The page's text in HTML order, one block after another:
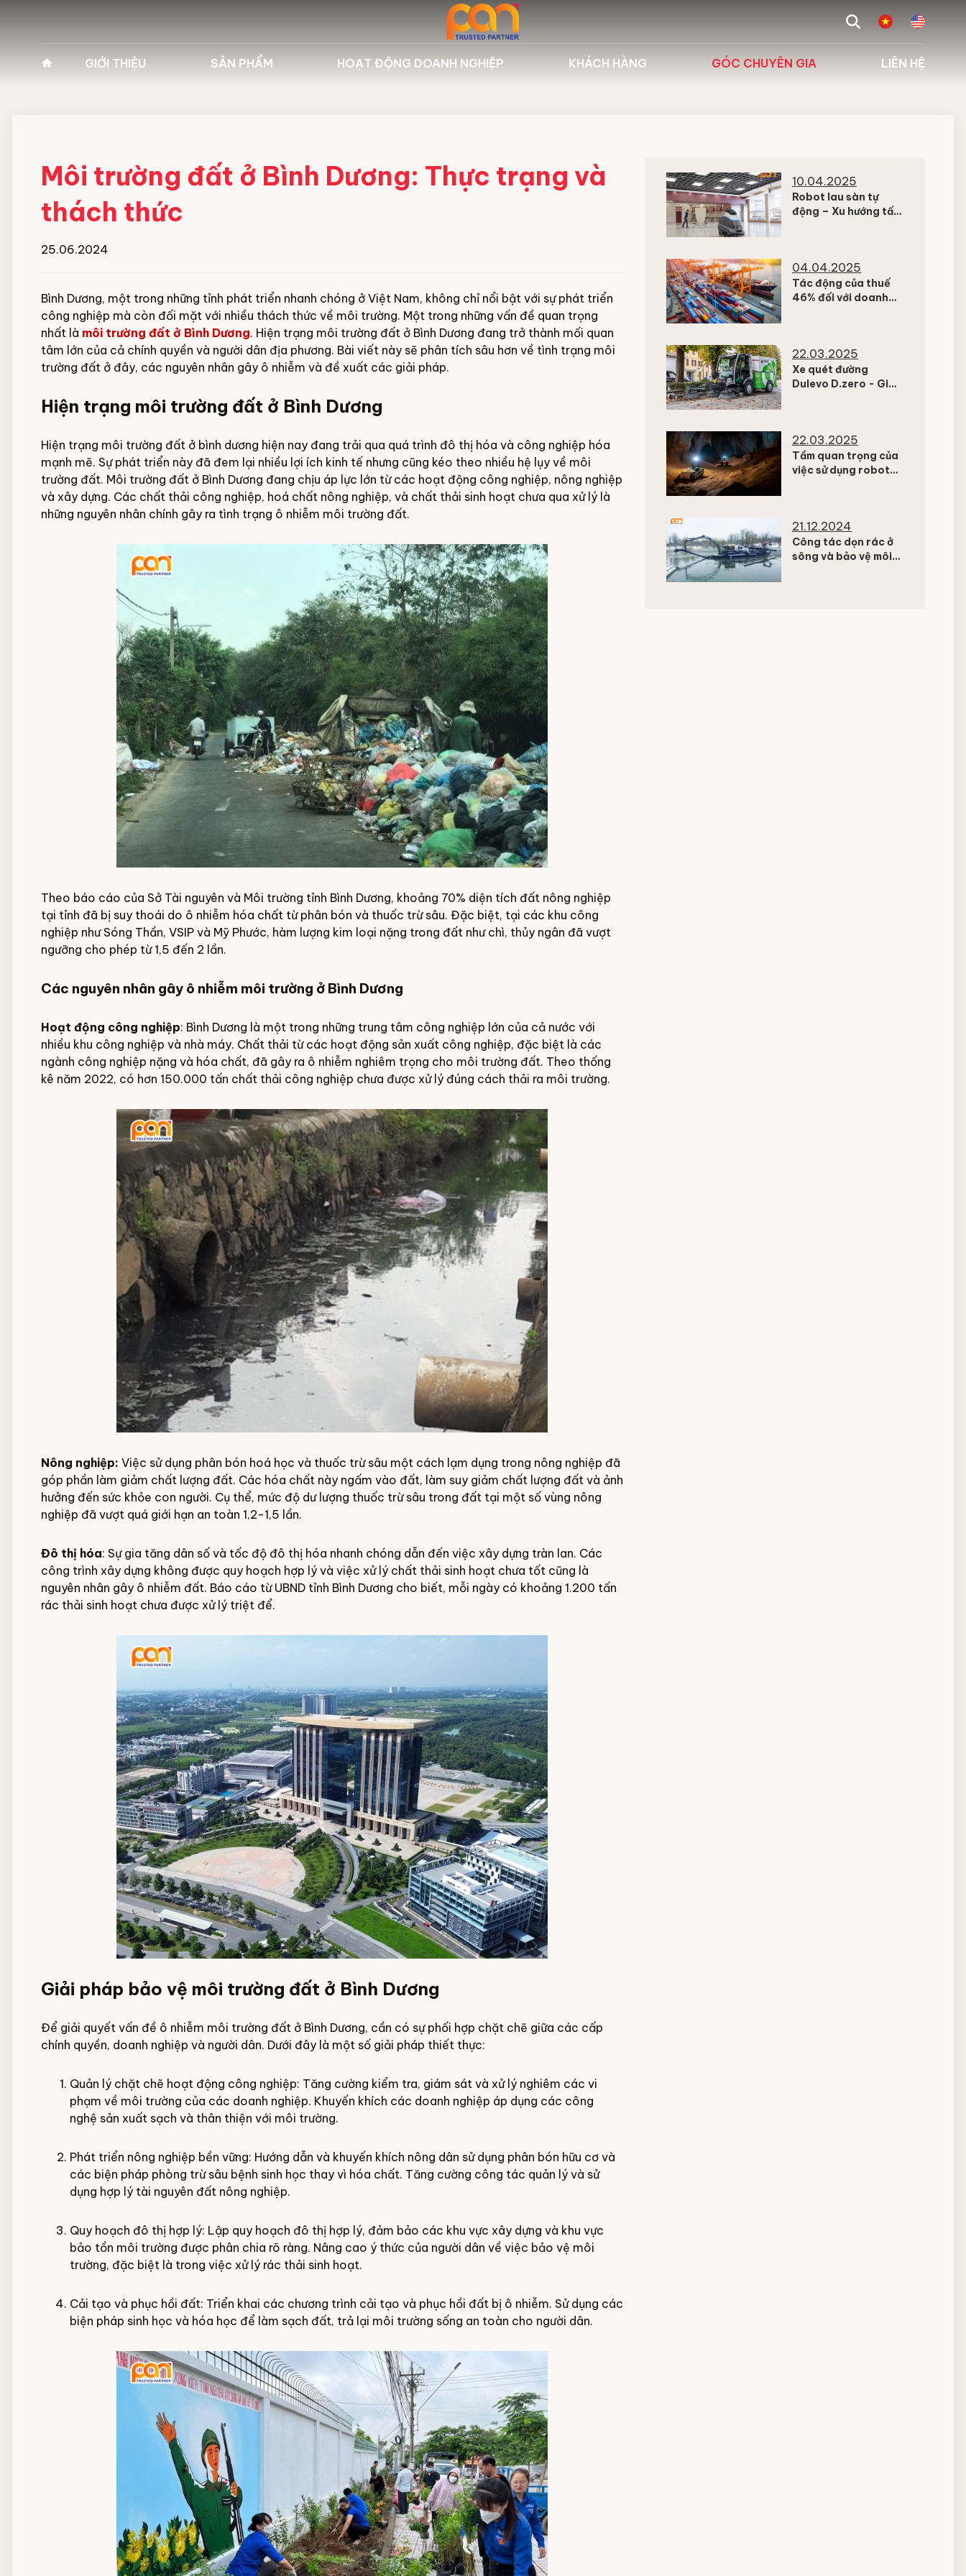
search
GIỚI THIỆU
Tầm nhìn - Sứ mệnh
Giá trị cốt lõi
Đối tác
Đội ngũ nhân viên
SẢN PHẨM
Xe cào rác bãi biển Hbarber
Xe chuyên dụng bảo dưỡng
đường băng
HOẠT ĐỘNG DOANH NGHIỆP
KHÁCH HÀNG
GÓC CHUYÊN GIA
LIÊN HỆ
Môi trường đất ở Bình Dương: Thực trạng và
thách thức
25.06.2024
Bình Dương, một trong những tỉnh phát triển nhanh chóng ở Việt Nam, không chỉ nổi bật với sự phát triển
công nghiệp mà còn đối mặt với nhiều thách thức về môi trường. Một trong những vấn đề quan trọng
nhất là môi trường đất ở Bình Dương. Hiện trạng môi trường đất ở Bình Dương đang trở thành mối quan
tâm lớn của cả chính quyền và người dân địa phương. Bài viết này sẽ phân tích sâu hơn về tình trạng môi
trường đất ở đây, các nguyên nhân gây ô nhiễm và đề xuất các giải pháp.
Hiện trạng môi trường đất ở Bình Dương
Hiện trạng môi trường đất ở bình dương hiện nay đang trải qua quá trình đô thị hóa và công nghiệp hóa
mạnh mẽ. Sự phát triển này đã đem lại nhiều lợi ích kinh tế nhưng cũng kéo theo nhiều hệ lụy về môi
trường đất. Môi trường đất ở Bình Dương đang chịu áp lực lớn từ các hoạt động công nghiệp, nông nghiệp
và xây dựng. Các chất thải công nghiệp, hoá chất nông nghiệp, và chất thải sinh hoạt chưa qua xử lý là
những nguyên nhân chính gây ra tình trạng ô nhiễm môi trường đất.
Theo báo cáo của Sở Tài nguyên và Môi trường tỉnh Bình Dương, khoảng 70% diện tích đất nông nghiệp
tại tỉnh đã bị suy thoái do ô nhiễm hóa chất từ phân bón và thuốc trừ sâu. Đặc biệt, tại các khu công
nghiệp như Sóng Thần, VSIP và Mỹ Phước, hàm lượng kim loại nặng trong đất như chì, thủy ngân đã vượt
ngưỡng cho phép từ 1,5 đến 2 lần.
Các nguyên nhân gây ô nhiễm môi trường ở Bình Dương
Hoạt động công nghiệp: Bình Dương là một trong những trung tâm công nghiệp lớn của cả nước với
nhiều khu công nghiệp và nhà máy. Chất thải từ các hoạt động sản xuất công nghiệp, đặc biệt là các
ngành công nghiệp nặng và hóa chất, đã gây ra ô nhiễm nghiêm trọng cho môi trường đất. Theo thống
kê năm 2022, có hơn 150.000 tấn chất thải công nghiệp chưa được xử lý đúng cách thải ra môi trường.
Nông nghiệp: Việc sử dụng phân bón hoá học và thuốc trừ sâu một cách lạm dụng trong nông nghiệp đã
góp phần làm giảm chất lượng đất. Các hóa chất này ngấm vào đất, làm suy giảm chất lượng đất và ảnh
hưởng đến sức khỏe con người. Cụ thể, mức độ dư lượng thuốc trừ sâu trong đất tại một số vùng nông
nghiệp đã vượt quá giới hạn an toàn 1,2-1,5 lần.
Đô thị hóa: Sự gia tăng dân số và tốc độ đô thị hóa nhanh chóng dẫn đến việc xây dựng tràn lan. Các
công trình xây dựng không được quy hoạch hợp lý và việc xử lý chất thải sinh hoạt chưa tốt cũng là
nguyên nhân gây ô nhiễm đất. Báo cáo từ UBND tỉnh Bình Dương cho biết, mỗi ngày có khoảng 1.200 tấn
rác thải sinh hoạt chưa được xử lý triệt để.
Giải pháp bảo vệ môi trường đất ở Bình Dương
Để giải quyết vấn đề ô nhiễm môi trường đất ở Bình Dương, cần có sự phối hợp chặt chẽ giữa các cấp
chính quyền, doanh nghiệp và người dân. Dưới đây là một số giải pháp thiết thực:
Quản lý chặt chẽ hoạt động công nghiệp: Tăng cường kiểm tra, giám sát và xử lý nghiêm các vi
phạm về môi trường của các doanh nghiệp. Khuyến khích các doanh nghiệp áp dụng các công
nghệ sản xuất sạch và thân thiện với môi trường.
Phát triển nông nghiệp bền vững: Hướng dẫn và khuyến khích nông dân sử dụng phân bón hữu cơ và
các biện pháp phòng trừ sâu bệnh sinh học thay vì hóa chất. Tăng cường công tác quản lý và sử
dụng hợp lý tài nguyên đất nông nghiệp.
Quy hoạch đô thị hợp lý: Lập quy hoạch đô thị hợp lý, đảm bảo các khu vực xây dựng và khu vực
bảo tồn môi trường được phân chia rõ ràng. Nâng cao ý thức của người dân về việc bảo vệ môi
trường, đặc biệt là trong việc xử lý rác thải sinh hoạt.
Cải tạo và phục hồi đất: Triển khai các chương trình cải tạo và phục hồi đất bị ô nhiễm. Sử dụng các
biện pháp sinh học và hóa học để làm sạch đất, trả lại môi trường sống an toàn cho người dân.
10.04.2025
Robot lau sàn tự
động – Xu hướng tất
04.04.2025
Tác động của thuế
46% đối với doanh
cao năng lực sản
xuất
22.03.2025
Xe quét đường
Dulevo D.zero - Giải
22.03.2025
Tầm quan trọng của
việc sử dụng robot
21.12.2024
Công tác dọn rác ở
sông và bảo vệ môi